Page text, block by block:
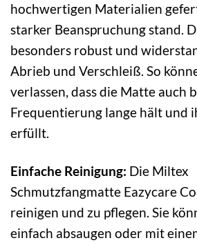
hochwertigen Materialien
starker Beanspruchung stand.
besonders robust und
Abrieb und Verschleiß. So
verlassen, dass die Matte auch
Frequentierung lange hält und
erfüllt.
Einfache Reinigung: Die Miltex
Schmutzfangmatte Eazycare
reinigen und zu pflegen. Sie
einfach absaugen oder mit